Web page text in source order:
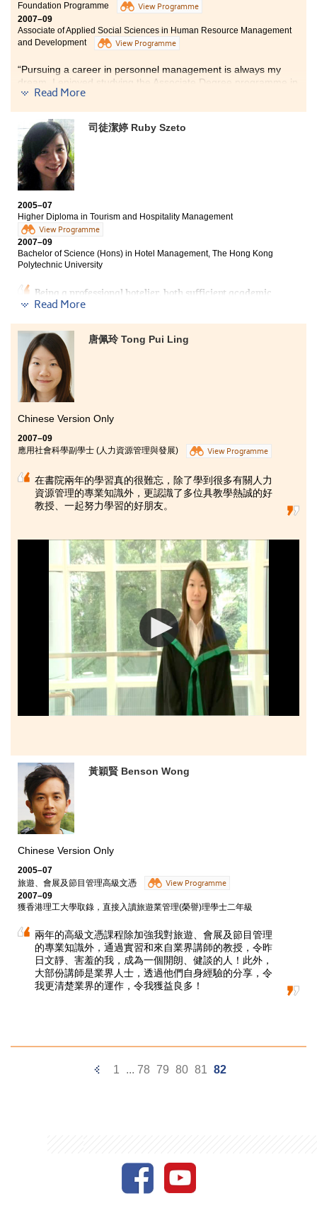
Foundation Programme
View Programme
2007–09
Associate of Applied Social Sciences in Human Resource Management
and Development
View Programme
“Pursuing a career in personnel management is always my
dream. I enjoyed studying the Associate Degree programme in
"Human Resource Management and Development" at the HKU
because it equipped me with knowledge, but also
strengthened my self-esteem through different extra-curricular
activities (e.g. Adventure-based activity, social and business
etiquette etc.)”
Read More
司徒潔婷 Ruby Szeto
2005–07
Higher Diploma in Tourism and Hospitality Management
View Programme
2007–09
Bachelor of Science (Hons) in Hotel Management, The Hong Kong
Polytechnic University
Being a professional hotelier, both sufficient academic
knowledge and practical job skills are essential, and
become one of the professionals in the tourism and
hospitality industry. The lecturers in this programme
used interactive teaching methods to enhance our
analytical thinking and cultivate our working
capability. Besides, they have extensive industrial
experience, and shared many real life cases with us
internship, I worked in The peninsula Hong Kong for six
months. This gave me a great chance to obtain precious
experience of how to get along well with guests and
colleagues.
Read More
唐佩玲 Tong Pui Ling
Chinese Version Only
2007–09
應用社會科學副學士 (人力資源管理與發展)
View Programme
在書院兩年的學習真的很難忘，除了學到很多有關人力
資源管理的專業知識外，更認識了多位具教學熱誠的好
教授、一起努力學習的好朋友。
黃穎賢 Benson Wong
Chinese Version Only
2005–07
旅遊、會展及節目管理高級文憑
View Programme
2007–09
獲香港理工大學取錄，直接入讀旅遊業管理(榮譽)理學士二年級
兩年的高級文憑課程除加強我對旅遊、會展及節目管理
的專業知識外，通過實習和來自業界講師的教授，令昨
日文靜、害羞的我，成為一個開朗、健談的人！此外，
大部份講師是業界人士，透過他們自身經驗的分享，令
我更清楚業界的運作，令我獲益良多！
Previous
1 ... 78 79 80 81 82